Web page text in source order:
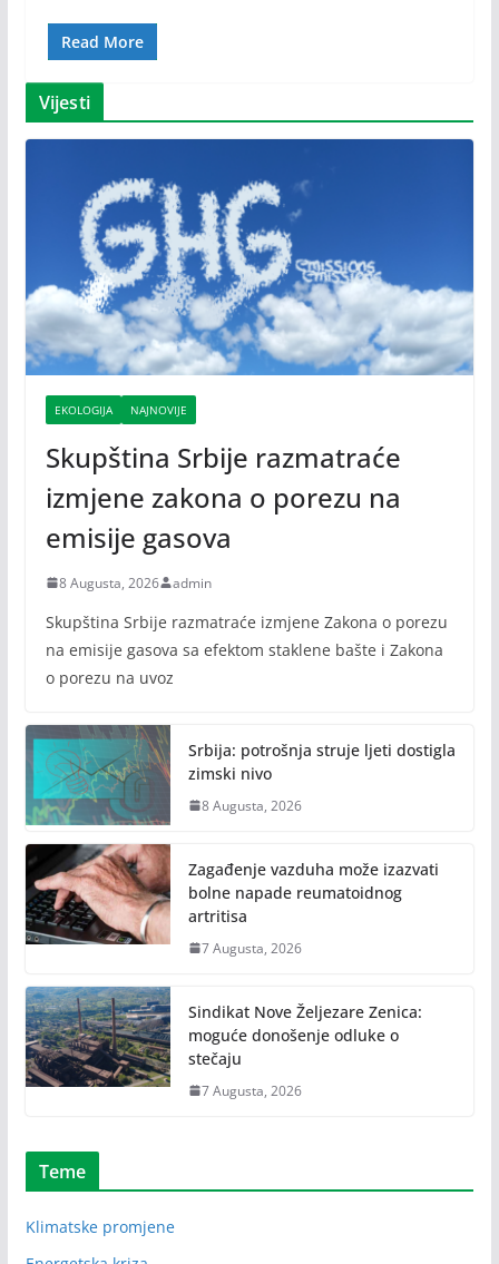
Read More
Vijesti
EKOLOGIJA NAJNOVIJE
Skupština Srbije razmatraće
izmjene zakona o porezu na
emisije gasova
8 Augusta, 2026 admin
Skupština Srbije razmatraće izmjene Zakona o porezu
na emisije gasova sa efektom staklene bašte i Zakona
o porezu na uvoz
Srbija: potrošnja struje ljeti dostigla
zimski nivo
8 Augusta, 2026
Zagađenje vazduha može izazvati
bolne napade reumatoidnog
artritisa
7 Augusta, 2026
Sindikat Nove Željezare Zenica:
moguće donošenje odluke o
stečaju
7 Augusta, 2026
Teme
Klimatske promjene